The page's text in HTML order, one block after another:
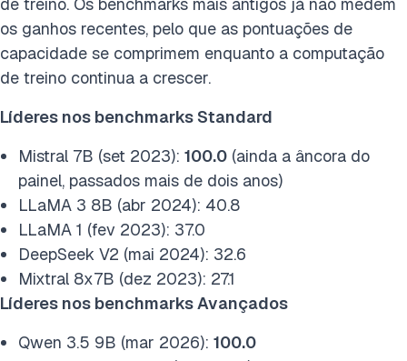
os ganhos recentes, pelo que as pontuações de
capacidade se comprimem enquanto a computação
de treino continua a crescer.
Líderes nos benchmarks Standard
Mistral 7B (set 2023): 100.0 (ainda a âncora do
painel, passados mais de dois anos)
LLaMA 3 8B (abr 2024): 40.8
LLaMA 1 (fev 2023): 37.0
DeepSeek V2 (mai 2024): 32.6
Mixtral 8x7B (dez 2023): 27.1
Líderes nos benchmarks Avançados
Qwen 3.5 9B (mar 2026): 100.0